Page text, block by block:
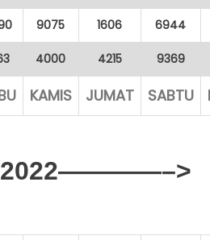
9075 1606 6944
4000 4215 9369
KAMIS JUMAT SABTU